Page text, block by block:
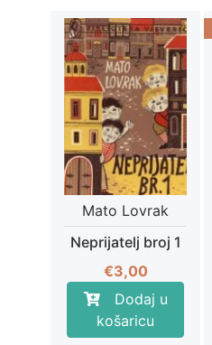
Mato Lovrak
Neprijatelj broj 1
€3,00
Dodaj u
košaricu